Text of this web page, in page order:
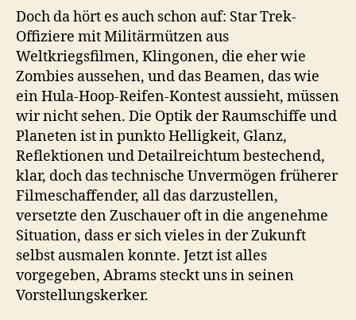
Doch da hört es auch schon auf: Star Trek-
Offiziere mit Militärmützen aus
Weltkriegsfilmen, Klingonen, die eher wie
Zombies aussehen, und das Beamen, das wie
ein Hula-Hoop-Reifen-Kontest aussieht, müssen
wir nicht sehen. Die Optik der Raumschiffe und
Planeten ist in punkto Helligkeit, Glanz,
Reflektionen und Detailreichtum bestechend,
klar, doch das technische Unvermögen früherer
Filmeschaffender, all das darzustellen,
versetzte den Zuschauer oft in die angenehme
Situation, dass er sich vieles in der Zukunft
selbst ausmalen konnte. Jetzt ist alles
vorgegeben, Abrams steckt uns in seinen
Vorstellungskerker.